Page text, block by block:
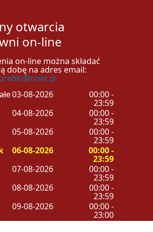
otwarcia
on-line
on-line można składać
dobę na adres email:
03-08-2026 00:00 -
23:59
04-08-2026 00:00 -
23:59
05-08-2026 00:00 -
23:59
06-08-2026 00:00 -
23:59
07-08-2026 00:00 -
23:59
08-08-2026 00:00 -
23:59
09-08-2026 00:00 -
23:00